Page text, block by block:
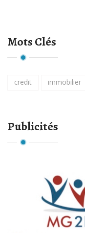
Mots Clés
credit immobilier
Publicités